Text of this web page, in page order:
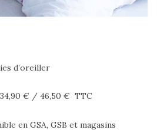
d’oreiller
€ / 46,50 € TTC
en GSA, GSB et magasins